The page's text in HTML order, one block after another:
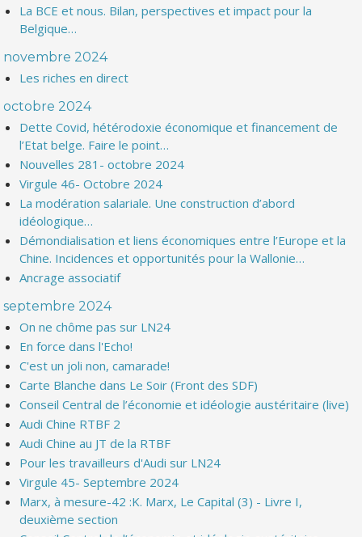
La BCE et nous. Bilan, perspectives et impact pour la
Belgique…
novembre 2024
Les riches en direct
octobre 2024
Dette Covid, hétérodoxie économique et financement de
l’Etat belge. Faire le point…
Nouvelles 281- octobre 2024
Virgule 46- Octobre 2024
La modération salariale. Une construction d’abord
idéologique…
Démondialisation et liens économiques entre l’Europe et la
Chine. Incidences et opportunités pour la Wallonie…
Ancrage associatif
septembre 2024
On ne chôme pas sur LN24
En force dans l'Echo!
C'est un joli non, camarade!
Carte Blanche dans Le Soir (Front des SDF)
Conseil Central de l’économie et idéologie austéritaire (live)
Audi Chine RTBF 2
Audi Chine au JT de la RTBF
Pour les travailleurs d'Audi sur LN24
Virgule 45- Septembre 2024
Marx, à mesure-42 :K. Marx, Le Capital (3) - Livre I,
deuxième section